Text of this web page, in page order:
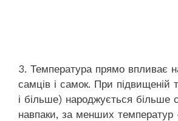
3. Температура прямо впливає на
самців і самок. При підвищеній
і більше) народжується більше
навпаки, за менших